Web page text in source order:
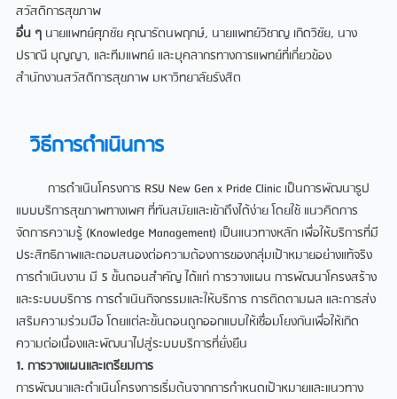
สวัสดิการสุขภาพ
อื่น ๆ นายแพทย์ศุภชัย คุณารัตนพฤกษ์, นายแพทย์วิชาญ เกิดวิชัย, นาง
ปราณี บุญญา, และทีมแพทย์ และบุคลากรทางการแพทย์ที่เกี่ยวข้อง
สำนักงานสวัสดิการสุขภาพ มหาวิทยาลัยรังสิต
วิธีการดำเนินการ
การดำเนินโครงการ RSU New Gen x Pride Clinic เป็นการพัฒนารูป
แบบบริการสุขภาพทางเพศ ที่ทันสมัยและเข้าถึงได้ง่าย โดยใช้ แนวคิดการ
จัดการความรู้ (Knowledge Management) เป็นแนวทางหลัก เพื่อให้บริการที่มี
ประสิทธิภาพและตอบสนองต่อความต้องการของกลุ่มเป้าหมายอย่างแท้จริง
การดำเนินงาน มี 5 ขั้นตอนสำคัญ ได้แก่ การวางแผน การพัฒนาโครงสร้าง
และระบบบริการ การดำเนินกิจกรรมและให้บริการ การติดตามผล และการส่ง
เสริมความร่วมมือ โดยแต่ละขั้นตอนถูกออกแบบให้เชื่อมโยงกันเพื่อให้เกิด
ความต่อเนื่องและพัฒนาไปสู่ระบบบริการที่ยั่งยืน
1. การวางแผนและเตรียมการ
การพัฒนาและดำเนินโครงการเริ่มต้นจากการกำหนดเป้าหมายและแนวทาง